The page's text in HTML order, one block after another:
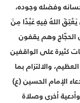
وفضله وجوده،
اللهُ فِيهِ عَبْدًا مِنَ
الحجّاج وهم يقفون
كثيرة على الواقفين
والالتزام بما
الإمام الحسين (ع)
أخرى وصلاة